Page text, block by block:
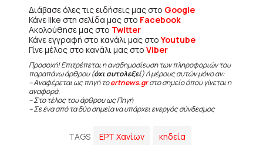
Διάβασε όλες τις ειδήσεις μας στο Google
Κάνε like στη σελίδα μας στο Facebook
Ακολούθησε μας στο Twitter
Κάνε εγγραφή στο κανάλι μας στοYoutube
Γίνε μέλος στο κανάλι μας στο Viber
Προσοχή! Επιτρέπεται η αναδημοσίευση των πληροφοριών του
παραπάνω άρθρου (όχι αυτολεξεί) ή μέρους αυτών μόνο αν:
– Αναφέρεται ως πηγή τοertnews.grστο σημείο όπου γίνεται η
αναφορά.
– Στο τέλος του άρθρου ως Πηγή
– Σε ένα από τα δύο σημεία να υπάρχει ενεργός σύνδεσμος
TAGS ΕΡΤ Χανίων κηδεία